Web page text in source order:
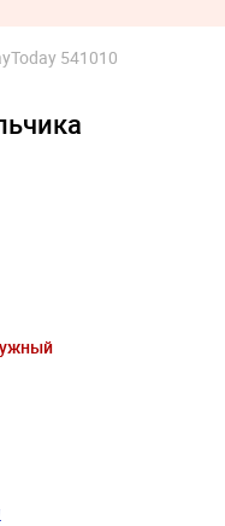
541010